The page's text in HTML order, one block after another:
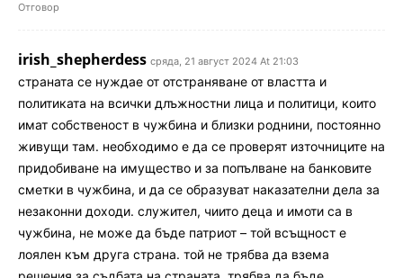
Отговор
irish_shepherdess сряда, 21 август 2024 At 21:03
страната се нуждае от отстраняване от властта и
политиката на всички длъжностни лица и политици, които
имат собственост в чужбина и близки роднини, постоянно
живущи там. необходимо е да се проверят източниците на
придобиване на имущество и за попълване на банковите
сметки в чужбина, и да се образуват наказателни дела за
незаконни доходи. служител, чиито деца и имоти са в
чужбина, не може да бъде патриот – той всъщност е
лоялен към друга страна. той не трябва да взема